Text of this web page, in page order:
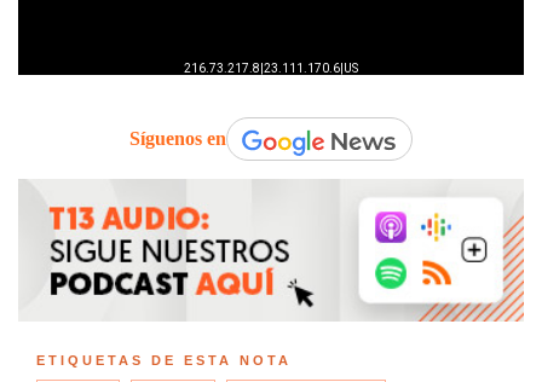
Síguenos en
ETIQUETAS DE ESTA NOTA